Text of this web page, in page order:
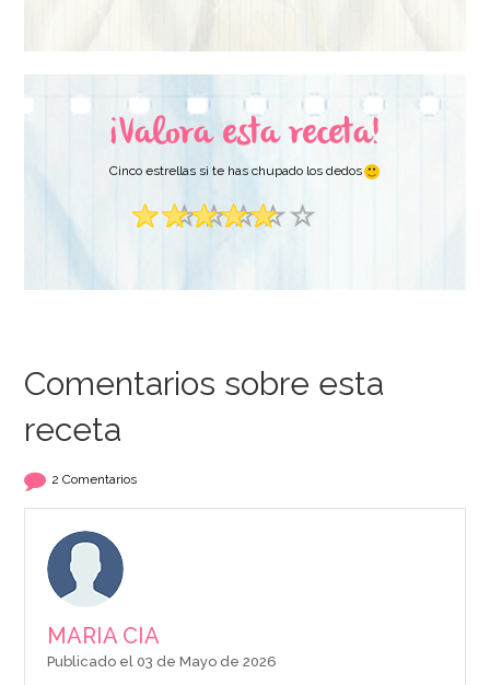
AÑADIR
¡Valora esta receta!
Cinco estrellas si te has chupado los dedos
Comentarios sobre esta
receta
2 Comentarios
MARIA CIA
Publicado el 03 de Mayo de 2026